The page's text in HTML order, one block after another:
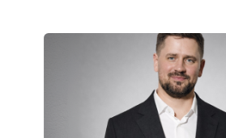
КОТОРЫЕ
РАЗВИВАЮТ
ТЕХНОЛОГИЧЕСКОЕ
ОБРАЗОВАНИЕ
ТАДЖИКИСТАНА